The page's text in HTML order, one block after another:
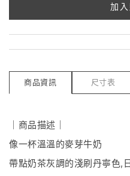
加
商品資訊 尺寸表
｜商品描述｜
像一杯溫溫的麥芽牛奶
帶點奶茶灰調的淺刷丹寧色,